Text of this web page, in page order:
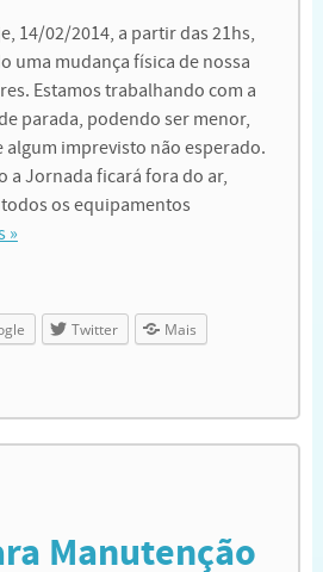
14/02/2014, a partir das 21hs,
uma mudança física de nossa
Estamos trabalhando com a
parada, podendo ser menor,
algum imprevisto não esperado.
a Jornada ficará fora do ar,
os equipamentos
»
Twitter Mais
Manutenção